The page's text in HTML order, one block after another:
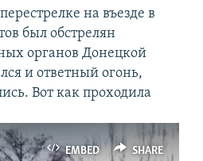
на въезде в
был обстрелян
органов Донецкой
и ответный огонь,
Вот как проходила
EMBED SHARE